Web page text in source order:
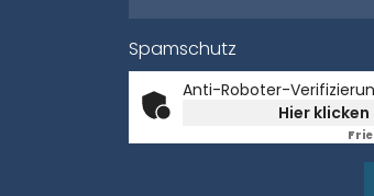
Spamschutz
Anti-Roboter-
Hier klicken